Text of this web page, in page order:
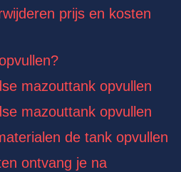
prijs en kosten
mazouttank opvullen
mazouttank opvullen
de tank opvullen
ontvang je na